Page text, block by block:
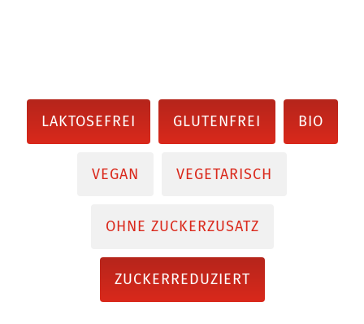
LAKTOSEFREI GLUTENFREI BIO
VEGAN VEGETARISCH
OHNE ZUCKERZUSATZ
ZUCKERREDUZIERT